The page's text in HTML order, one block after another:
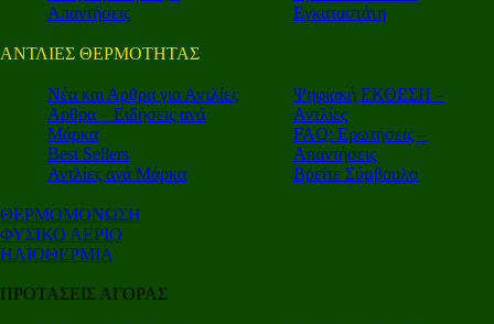
Απαντήσεις
Εγκαταστάτη
ΑΝΤΛΙΕΣ ΘΕΡΜΟΤΗΤΑΣ
Nέα και Αρθρα για Αντλίες
Αρθρα – Ειδήσεις ανά
Μάρκα
Best Sellers
Αντλίες ανά Μάρκα
Ψηφιακή ΕΚΘΕΣΗ –
Αντλίες
FAQ: Ερωτήσεις –
Απαντήσεις
Βρείτε Σύμβουλο
ΘΕΡΜΟΜΟΝΩΣΗ
ΦΥΣΙΚΟ ΑΕΡΙΟ
ΗΛΙΟΘΕΡΜΙΑ
ΠΡΟΤΑΣΕΙΣ ΑΓΟΡΑΣ